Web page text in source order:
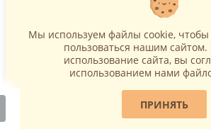
Мы используем файлы cookie,
пользоваться нашим
использование сайта, вы
использованием нами
ПРИНЯТЬ